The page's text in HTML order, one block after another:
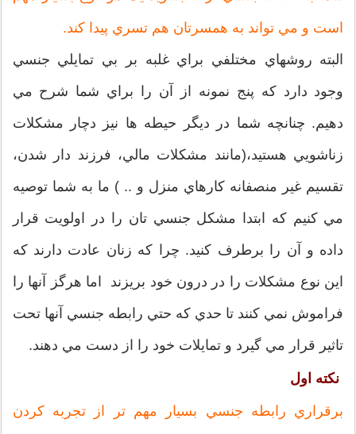
است و مي تواند به همسرتان هم تسري پيدا كند.
البته روشهاي مختلفي براي غلبه بر بي تمايلي جنسي
وجود دارد كه پنج نمونه از آن را براي شما شرح مي
دهيم. چنانچه شما در ديگر حيطه ها نيز دچار مشكلات
زناشويي هستيد،(مانند مشكلات مالي، فرزند دار شدن،
تقسيم غير منصفانه كارهاي منزل و .. ) ما به شما توصيه
مي كنيم كه ابتدا مشكل جنسي تان را در اولويت قرار
داده و آن را برطرف كنيد. چرا كه زنان عادت دارند كه
اين نوع مشكلات را در درون خود بريزند اما هرگز آنها را
فراموش نمي كنند تا حدي كه حتي رابطه جنسي آنها تحت
تاثير قرار مي گيرد و تمايلات خود را از دست مي دهند.
نكته اول
برقراري رابطه جنسي بسيار مهم تر از تجربه كردن